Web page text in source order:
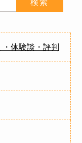
・体験談・評判